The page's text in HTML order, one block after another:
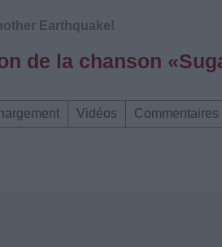
Earthquake!
de la chanson
Vidéos Commentaires